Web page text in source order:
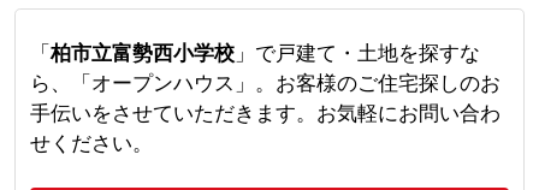
「柏市立富勢西小学校」で戸建て・土地を探すな
ら、「オープンハウス」。お客様のご住宅探しのお
手伝いをさせていただきます。お気軽にお問い合わ
せください。